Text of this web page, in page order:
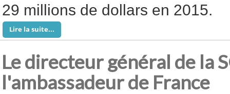
29 millions de dollars en 2015.
Lire la suite...
Le directeur général de la
l'ambassadeur de France